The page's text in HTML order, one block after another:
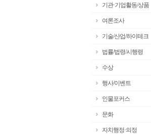
기관·기업활동/상품
여론조사
기술/산업/하이테크
법률/법령/시행령
수상
행사/이벤트
인물포커스
문화
자치행정·의정